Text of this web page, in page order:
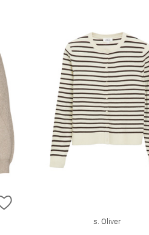
ZUR WUNSCHLISTE HINZUFÜGEN
s. Oliver